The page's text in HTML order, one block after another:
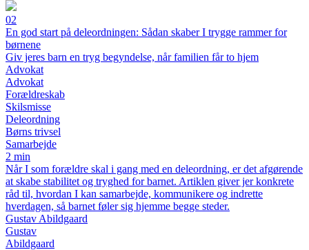
02
En god start på deleordningen: Sådan skaber I trygge rammer for
børnene
Giv jeres barn en tryg begyndelse, når familien får to hjem
Advokat
Advokat
Forældreskab
Skilsmisse
Deleordning
Børns trivsel
Samarbejde
2 min
Når I som forældre skal i gang med en deleordning, er det afgørende
at skabe stabilitet og tryghed for barnet. Artiklen giver jer konkrete
råd til, hvordan I kan samarbejde, kommunikere og indrette
hverdagen, så barnet føler sig hjemme begge steder.
Gustav Abildgaard
Gustav
Abildgaard